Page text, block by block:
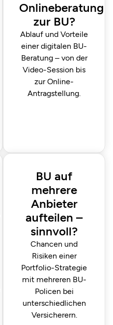
Onlineberatung
zur BU?
Ablauf und Vorteile
einer digitalen BU-
Beratung – von der
Video-Session bis
zur Online-
Antragstellung.
BU auf
mehrere
Anbieter
aufteilen –
sinnvoll?
Chancen und
Risiken einer
Portfolio-Strategie
mit mehreren BU-
Policen bei
unterschiedlichen
Versicherern.